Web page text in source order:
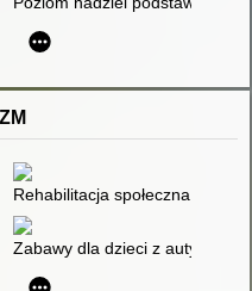
pomoc, profilaktyka
z autyzmem, zespołem
Rehabilitacja społeczna i
sensorycznego w rozwoju
Zabawy dla dzieci z autyzmem